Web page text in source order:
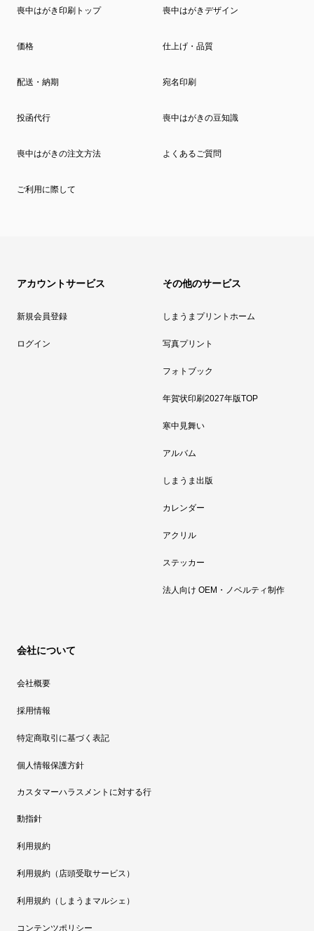
喪中はがき印刷トップ 喪中はがきデザイン
価格 仕上げ・品質
配送・納期 宛名印刷
投函代行 喪中はがきの豆知識
喪中はがきの注文方法 よくあるご質問
ご利用に際して
アカウントサービス
新規会員登録
ログイン
その他のサービス
しまうまプリントホーム
写真プリント
フォトブック
年賀状印刷2027年版TOP
寒中見舞い
アルバム
しまうま出版
カレンダー
アクリル
ステッカー
法人向け OEM・ノベルティ制作
会社について
会社概要
採用情報
特定商取引に基づく表記
個人情報保護方針
カスタマーハラスメントに対する行
動指針
利用規約
利用規約（店頭受取サービス）
利用規約（しまうまマルシェ）
コンテンツポリシー